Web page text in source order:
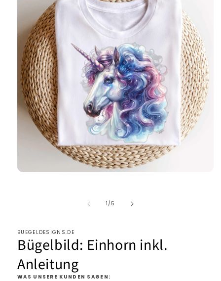
1/von
5
BUEGELDESIGNS.DE
Bügelbild: Einhorn inkl.
Anleitung
WAS UNSERE KUNDEN SAGEN: